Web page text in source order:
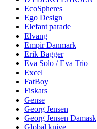
EcoSpheres
Ego Design
Elefant parade
Elvang
Empir Danmark
Erik Bagger
Eva Solo / Eva Trio
Excel
FatBoy
Fiskars
Gense
Georg Jensen
Georg Jensen Damask
Global knive